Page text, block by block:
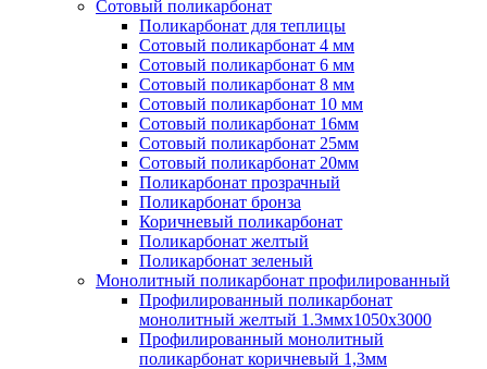
Сотовый поликарбонат
Поликарбонат для теплицы
Сотовый поликарбонат 4 мм
Сотовый поликарбонат 6 мм
Сотовый поликарбонат 8 мм
Сотовый поликарбонат 10 мм
Сотовый поликарбонат 16мм
Сотовый поликарбонат 25мм
Сотовый поликарбонат 20мм
Поликарбонат прозрачный
Поликарбонат бронза
Коричневый поликарбонат
Поликарбонат желтый
Поликарбонат зеленый
Монолитный поликарбонат профилированный
Профилированный поликарбонат
монолитный желтый 1.3ммх1050х3000
Профилированный монолитный
поликарбонат коричневый 1,3мм